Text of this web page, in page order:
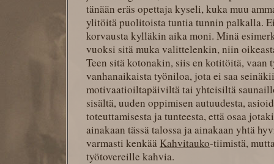
tänään eräs opettaja kyseli, kuka muu
ylitöitä puolitoista tuntia tunnin palkalla.
korvausta kylläkin aika moni. Minä
vuoksi sitä muka valittelenkin, niin
Teen sitä kotonakin, siis en kotitöitä, vaan
vanhanaikaista työniloa, jota ei saa
motivaatioiltapäiviltä tai yhteisiltä
sisältä, uuden oppimisen autuudesta,
toteuttamisesta ja tunteesta, että osaa
ainakaan tässä talossa ja ainakaan yhtä
varmasti kenkää Kahvitauko-tiimistä,
työtovereille kahvia.